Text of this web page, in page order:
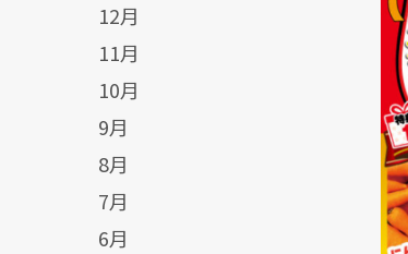
12月
11月
10月
9月
8月
7月
6月